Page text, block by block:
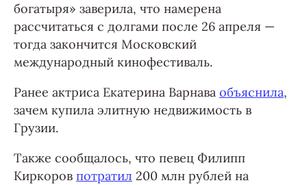
богатыря» заверила, что намерена
рассчитаться с долгами после 26 апреля —
тогда закончится Московский
международный кинофестиваль.
Ранее актриса Екатерина Варнава объяснила,
зачем купила элитную недвижимость в
Грузии.
Также сообщалось, что певец Филипп
Киркоров потратил 200 млн рублей на